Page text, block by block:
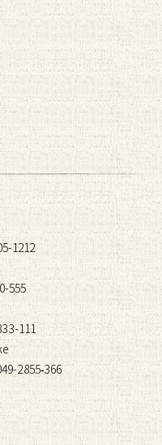
1212
555
111
2855-366